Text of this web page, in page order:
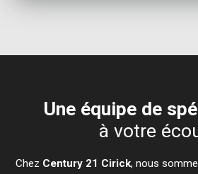
Une équipe de
à votre
Chez Century 21 Cirick, nous